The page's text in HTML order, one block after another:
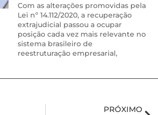
Com as alterações promovidas pela
Lei nº 14.112/2020, a recuperação
extrajudicial passou a ocupar
posição cada vez mais relevante no
sistema brasileiro de
reestruturação empresarial,
PRÓXIMO